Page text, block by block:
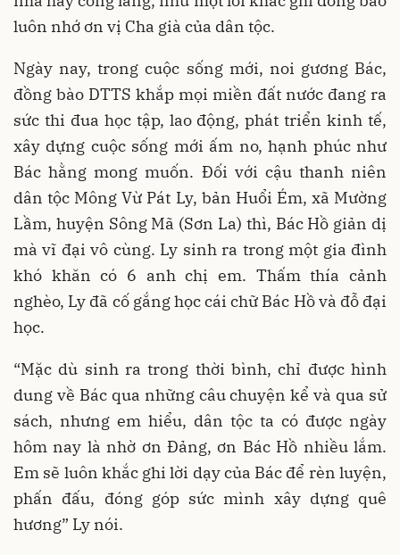
luôn nhớ ơn vị Cha già của dân tộc.
Ngày nay, trong cuộc sống mới, noi gương Bác,
đồng bào DTTS khắp mọi miền đất nước đang ra
sức thi đua học tập, lao động, phát triển kinh tế,
xây dựng cuộc sống mới ấm no, hạnh phúc như
Bác hằng mong muốn. Đối với cậu thanh niên
dân tộc Mông Vừ Pát Ly, bản Huổi Ém, xã Mường
Lầm, huyện Sông Mã (Sơn La) thì, Bác Hồ giản dị
mà vĩ đại vô cùng. Ly sinh ra trong một gia đình
khó khăn có 6 anh chị em. Thấm thía cảnh
nghèo, Ly đã cố gắng học cái chữ Bác Hồ và đỗ đại
học.
“Mặc dù sinh ra trong thời bình, chỉ được hình
dung về Bác qua những câu chuyện kể và qua sử
sách, nhưng em hiểu, dân tộc ta có được ngày
hôm nay là nhờ ơn Đảng, ơn Bác Hồ nhiều lắm.
Em sẽ luôn khắc ghi lời dạy của Bác để rèn luyện,
phấn đấu, đóng góp sức mình xây dựng quê
hương” Ly nói.